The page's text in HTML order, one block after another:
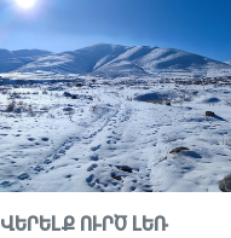
ՎԵՐԵԼՔ ՈՒՐԾ ԼԵՌ